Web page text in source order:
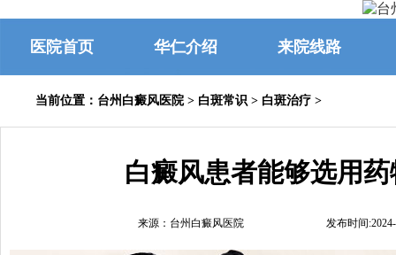
医院首页 华仁介绍 来院线路
当前位置： 台州白癜风医院> 白斑常识 > 白斑治疗 >
白癜风患者能够选用
来源：台州白癜风医院 发布时间